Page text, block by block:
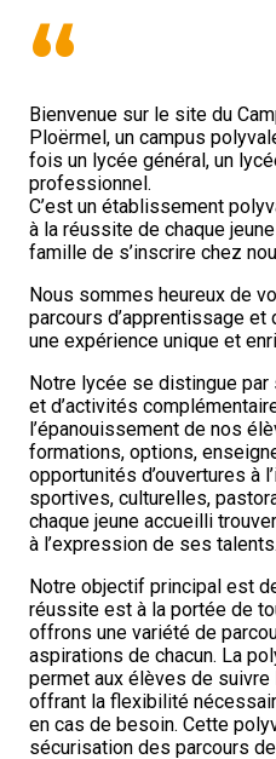
“
Bienvenue sur le site du
Ploërmel, un campus
fois un lycée général, un
professionnel.
C’est un établissement
à la réussite de chaque
famille de s’inscrire chez
Nous sommes heureux de
parcours d’apprentissage et
une expérience unique et
Notre lycée se distingue
et d’activités
l’épanouissement de nos
formations, options,
opportunités d’ouvertures à
sportives, culturelles,
chaque jeune accueilli
à l’expression de ses talents.
Notre objectif principal est
réussite est à la portée de
offrons une variété de
aspirations de chacun. La
permet aux élèves de
offrant la flexibilité
en cas de besoin. Cette
sécurisation des parcours